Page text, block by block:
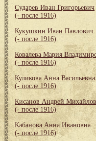
Сударев Иван Григорьевич
(- после 1916)
Кукушкин Иван Павлович
(- после 1916)
Ковалева Мария
(- после 1916)
Куликова Анна Васильевна
(- после 1916)
Кисанов Андрей
(- после 1916)
Кабанова Анна Ивановна
(- после 1916)